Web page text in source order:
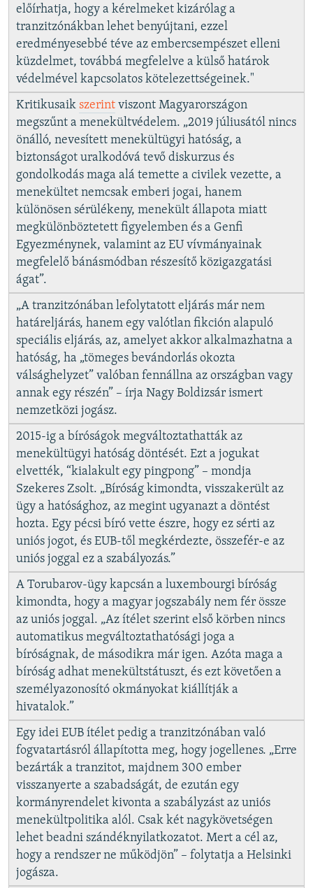
előírhatja, hogy a kérelmeket kizárólag a
tranzitzónákban lehet benyújtani, ezzel
eredményesebbé téve az embercsempészet elleni
küzdelmet, továbbá megfelelve a külső határok
védelmével kapcsolatos kötelezettségeinek."
Kritikusaik szerint viszont Magyarországon
megszűnt a menekültvédelem. „2019 júliusától nincs
önálló, nevesített menekültügyi hatóság, a
biztonságot uralkodóvá tevő diskurzus és
gondolkodás maga alá temette a civilek vezette, a
menekültet nemcsak emberi jogai, hanem
különösen sérülékeny, menekült állapota miatt
megkülönböztetett figyelemben és a Genfi
Egyezménynek, valamint az EU vívmányainak
megfelelő bánásmódban részesítő közigazgatási
ágat”.
„A tranzitzónában lefolytatott eljárás már nem
határeljárás, hanem egy valótlan fikción alapuló
speciális eljárás, az, amelyet akkor alkalmazhatna a
hatóság, ha „tömeges bevándorlás okozta
válsághelyzet” valóban fennállna az országban vagy
annak egy részén” – írja Nagy Boldizsár ismert
nemzetközi jogász.
2015-ig a bíróságok megváltoztathatták az
menekültügyi hatóság döntését. Ezt a jogukat
elvették, “kialakult egy pingpong” – mondja
Szekeres Zsolt. „Bíróság kimondta, visszakerült az
ügy a hatósághoz, az megint ugyanazt a döntést
hozta. Egy pécsi bíró vette észre, hogy ez sérti az
uniós jogot, és EUB-től megkérdezte, összefér-e az
uniós joggal ez a szabályozás.”
A Torubarov-ügy kapcsán a luxembourgi bíróság
kimondta, hogy a magyar jogszabály nem fér össze
az uniós joggal. „Az ítélet szerint első körben nincs
automatikus megváltoztathatósági joga a
bíróságnak, de másodikra már igen. Azóta maga a
bíróság adhat menekültstátuszt, és ezt követően a
személyazonosító okmányokat kiállítják a
hivatalok.”
Egy idei EUB ítélet pedig a tranzitzónában való
fogvatartásról állapította meg, hogy jogellenes. „Erre
bezárták a tranzitot, majdnem 300 ember
visszanyerte a szabadságát, de ezután egy
kormányrendelet kivonta a szabályzást az uniós
menekültpolitika alól. Csak két nagykövetségen
lehet beadni szándéknyilatkozatot. Mert a cél az,
hogy a rendszer ne működjön” – folytatja a Helsinki
jogásza.